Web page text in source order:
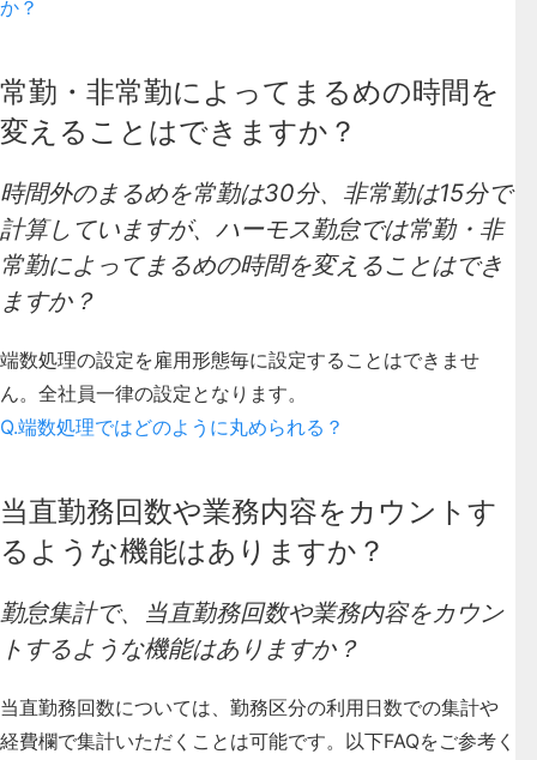
か？
常勤・非常勤によってまるめの時間を
変えることはできますか？
時間外のまるめを常勤は30分、非常勤は15分で
計算していますが、ハーモス勤怠では常勤・非
常勤によってまるめの時間を変えることはでき
ますか？
端数処理の設定を雇用形態毎に設定することはできませ
ん。全社員一律の設定となります。
Q.端数処理ではどのように丸められる？
当直勤務回数や業務内容をカウントす
るような機能はありますか？
勤怠集計で、当直勤務回数や業務内容をカウン
トするような機能はありますか？
当直勤務回数については、勤務区分の利用日数での集計や
経費欄で集計いただくことは可能です。以下FAQをご参考く